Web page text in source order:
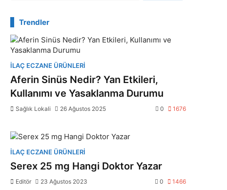
Trendler
İLAÇ ECZANE ÜRÜNLERI
Aferin Sinüs Nedir? Yan Etkileri,
Kullanımı ve Yasaklanma Durumu
Sağlık Lokali 26 Ağustos 2025 0 1676
İLAÇ ECZANE ÜRÜNLERI
Serex 25 mg Hangi Doktor Yazar
Editör 23 Ağustos 2023 0 1466